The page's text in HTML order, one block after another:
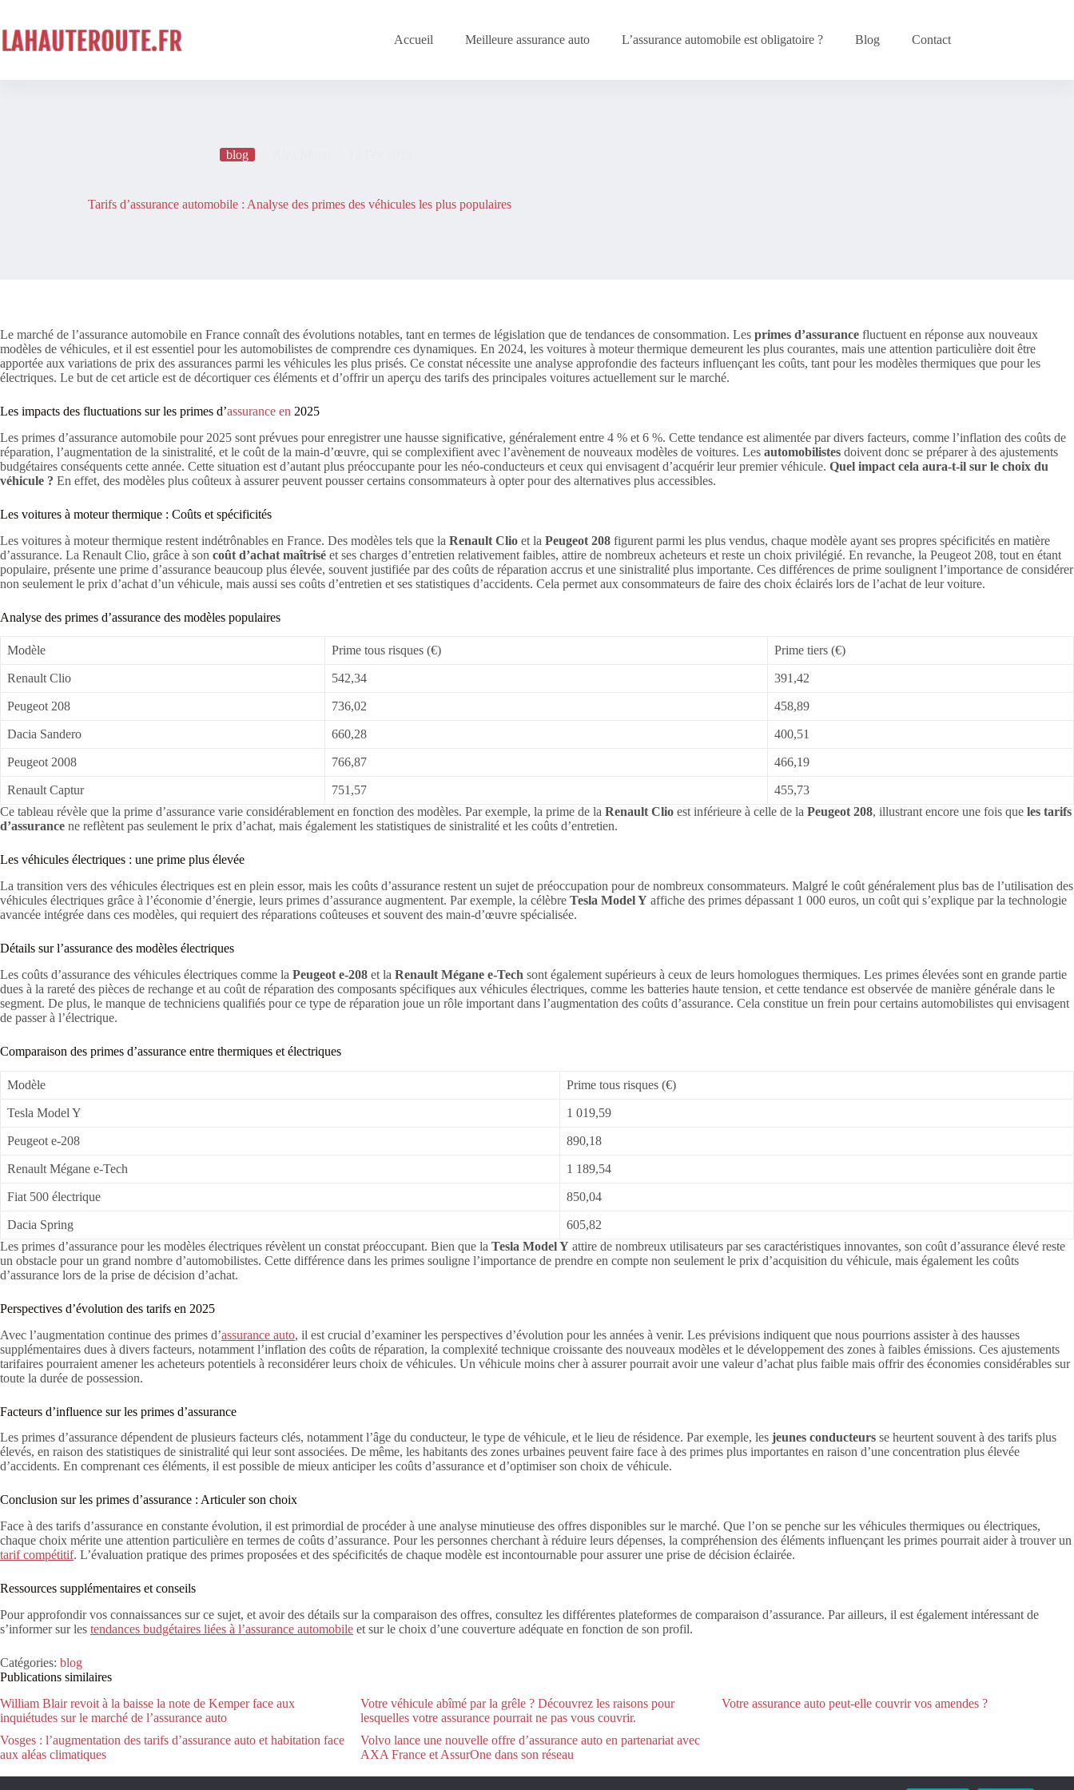
contenu
Accueil Meilleure assurance auto L’assurance automobile est obligatoire ? Blog Contact
blog
Tarifs d’assurance automobile : Analyse des primes des véhicules les plus populaires
Le marché de l’assurance automobile en France connaît des évolutions notables, tant en termes de législation que de tendances de consommation. Les primes d’assurance fluctuent en réponse aux nouveaux
modèles de véhicules, et il est essentiel pour les automobilistes de comprendre ces dynamiques. En 2024, les voitures à moteur thermique demeurent les plus courantes, mais une attention particulière doit être
apportée aux variations de prix des assurances parmi les véhicules les plus prisés. Ce constat nécessite une analyse approfondie des facteurs influençant les coûts, tant pour les modèles thermiques que pour les
électriques. Le but de cet article est de décortiquer ces éléments et d’offrir un aperçu des tarifs des principales voitures actuellement sur le marché.
Les impacts des fluctuations sur les primes d’assurance en 2025
Les primes d’assurance automobile pour 2025 sont prévues pour enregistrer une hausse significative, généralement entre 4 % et 6 %. Cette tendance est alimentée par divers facteurs, comme l’inflation des coûts de
réparation, l’augmentation de la sinistralité, et le coût de la main-d’œuvre, qui se complexifient avec l’avènement de nouveaux modèles de voitures. Les automobilistes doivent donc se préparer à des ajustements
budgétaires conséquents cette année. Cette situation est d’autant plus préoccupante pour les néo-conducteurs et ceux qui envisagent d’acquérir leur premier véhicule. Quel impact cela aura-t-il sur le choix du
véhicule ? En effet, des modèles plus coûteux à assurer peuvent pousser certains consommateurs à opter pour des alternatives plus accessibles.
Les voitures à moteur thermique : Coûts et spécificités
Les voitures à moteur thermique restent indétrônables en France. Des modèles tels que la Renault Clio et la Peugeot 208 figurent parmi les plus vendus, chaque modèle ayant ses propres spécificités en matière
d’assurance. La Renault Clio, grâce à son coût d’achat maîtrisé et ses charges d’entretien relativement faibles, attire de nombreux acheteurs et reste un choix privilégié. En revanche, la Peugeot 208, tout en étant
populaire, présente une prime d’assurance beaucoup plus élevée, souvent justifiée par des coûts de réparation accrus et une sinistralité plus importante. Ces différences de prime soulignent l’importance de considérer
non seulement le prix d’achat d’un véhicule, mais aussi ses coûts d’entretien et ses statistiques d’accidents. Cela permet aux consommateurs de faire des choix éclairés lors de l’achat de leur voiture.
Analyse des primes d’assurance des modèles populaires
Modèle Prime tous risques (€) Prime tiers (€)
Renault Clio 542,34 391,42
Peugeot 208 736,02 458,89
Dacia Sandero 660,28 400,51
Peugeot 2008 766,87 466,19
Renault Captur 751,57
455,73
Ce tableau révèle que la prime d’assurance varie considérablement en fonction des modèles. Par exemple, la prime de la Renault Clio est inférieure à celle de la Peugeot 208, illustrant encore une fois que les tarifs
d’assurance ne reflètent pas seulement le prix d’achat, mais également les statistiques de sinistralité et les coûts d’entretien.
Les véhicules électriques : une prime plus élevée
La transition vers des véhicules électriques est en plein essor, mais les coûts d’assurance restent un sujet de préoccupation pour de nombreux consommateurs. Malgré le coût généralement plus bas de l’utilisation des
véhicules électriques grâce à l’économie d’énergie, leurs primes d’assurance augmentent. Par exemple, la célèbre Tesla Model Y affiche des primes dépassant 1 000 euros, un coût qui s’explique par la technologie
avancée intégrée dans ces modèles, qui requiert des réparations coûteuses et souvent des main-d’œuvre spécialisée.
Détails sur l’assurance des modèles électriques
Les coûts d’assurance des véhicules électriques comme la Peugeot e-208 et la Renault Mégane e-Tech sont également supérieurs à ceux de leurs homologues thermiques. Les primes élevées sont en grande partie
dues à la rareté des pièces de rechange et au coût de réparation des composants spécifiques aux véhicules électriques, comme les batteries haute tension, et cette tendance est observée de manière générale dans le
segment. De plus, le manque de techniciens qualifiés pour ce type de réparation joue un rôle important dans l’augmentation des coûts d’assurance. Cela constitue un frein pour certains automobilistes qui envisagent
de passer à l’électrique.
Comparaison des primes d’assurance entre thermiques et électriques
Modèle Prime tous risques (€)
Tesla Model Y 1 019,59
Peugeot e-208 890,18
Renault Mégane e-Tech 1 189,54
Fiat 500 électrique 850,04
Dacia Spring
605,82
Les primes d’assurance pour les modèles électriques révèlent un constat préoccupant. Bien que la Tesla Model Y attire de nombreux utilisateurs par ses caractéristiques innovantes, son coût d’assurance élevé reste
un obstacle pour un grand nombre d’automobilistes. Cette différence dans les primes souligne l’importance de prendre en compte non seulement le prix d’acquisition du véhicule, mais également les coûts
d’assurance lors de la prise de décision d’achat.
Perspectives d’évolution des tarifs en 2025
Avec l’augmentation continue des primes d’assurance auto, il est crucial d’examiner les perspectives d’évolution pour les années à venir. Les prévisions indiquent que nous pourrions assister à des hausses
supplémentaires dues à divers facteurs, notamment l’inflation des coûts de réparation, la complexité technique croissante des nouveaux modèles et le développement des zones à faibles émissions. Ces ajustements
tarifaires pourraient amener les acheteurs potentiels à reconsidérer leurs choix de véhicules. Un véhicule moins cher à assurer pourrait avoir une valeur d’achat plus faible mais offrir des économies considérables sur
toute la durée de possession.
Facteurs d’influence sur les primes d’assurance
Les primes d’assurance dépendent de plusieurs facteurs clés, notamment l’âge du conducteur, le type de véhicule, et le lieu de résidence. Par exemple, les jeunes conducteurs se heurtent souvent à des tarifs plus
élevés, en raison des statistiques de sinistralité qui leur sont associées. De même, les habitants des zones urbaines peuvent faire face à des primes plus importantes en raison d’une concentration plus élevée
d’accidents. En comprenant ces éléments, il est possible de mieux anticiper les coûts d’assurance et d’optimiser son choix de véhicule.
Conclusion sur les primes d’assurance : Articuler son choix
Face à des tarifs d’assurance en constante évolution, il est primordial de procéder à une analyse minutieuse des offres disponibles sur le marché. Que l’on se penche sur les véhicules thermiques ou électriques,
chaque choix mérite une attention particulière en termes de coûts d’assurance. Pour les personnes cherchant à réduire leurs dépenses, la compréhension des éléments influençant les primes pourrait aider à trouver un
tarif compétitif. L’évaluation pratique des primes proposées et des spécificités de chaque modèle est incontournable pour assurer une prise de décision éclairée.
Ressources supplémentaires et conseils
Pour approfondir vos connaissances sur ce sujet, et avoir des détails sur la comparaison des offres, consultez les différentes plateformes de comparaison d’assurance. Par ailleurs, il est également intéressant de
s’informer sur les tendances budgétaires liées à l’assurance automobile et sur le choix d’une couverture adéquate en fonction de son profil.
Catégories: blog
Publications similaires
William Blair revoit à la baisse la note de Kemper face aux
inquiétudes sur le marché de l’assurance auto
Votre véhicule abîmé par la grêle ? Découvrez les raisons pour
lesquelles votre assurance pourrait ne pas vous couvrir.
Votre assurance auto peut-elle couvrir vos amendes ?
Vosges : l’augmentation des tarifs d’assurance auto et habitation face
aux aléas climatiques
Volvo lance une nouvelle offre d’assurance auto en partenariat avec
AXA France et AssurOne dans son réseau